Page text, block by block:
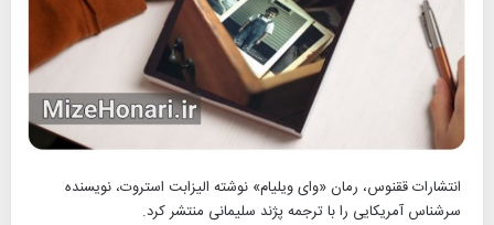
انتشارات ققنوس، رمان «وای ویلیام» نوشته الیزابت استروت، نویسنده
سرشناس آمریکایی را با ترجمه پژند سلیمانی منتشر کرد.